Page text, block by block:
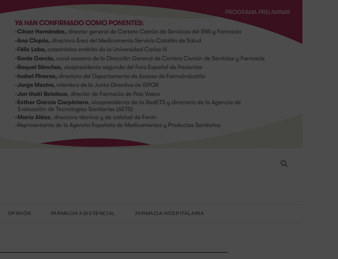
OPINIÓN FARMACIA ASISTENCIAL FARMACIA HOSPITALARIA